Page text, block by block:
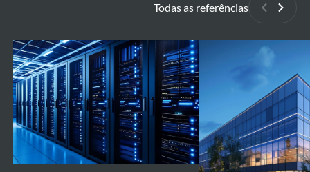
Todas as referências
Anterior
Data
Centre
-
Hyperscaler
in
Taiwan
Centre
facility
in
Frankfurt